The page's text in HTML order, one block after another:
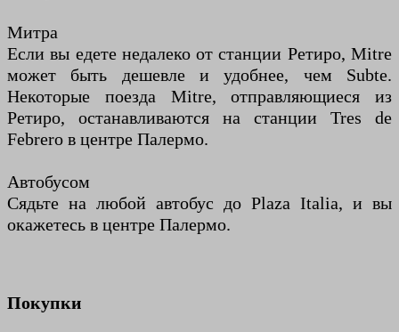
Митра
Если вы едете недалеко от станции Ретиро, Mitre
может быть дешевле и удобнее, чем Subte.
Некоторые поезда Mitre, отправляющиеся из
Ретиро, останавливаются на станции Tres de
Febrero в центре Палермо.
Автобусом
Сядьте на любой автобус до Plaza Italia, и вы
окажетесь в центре Палермо.
Покупки